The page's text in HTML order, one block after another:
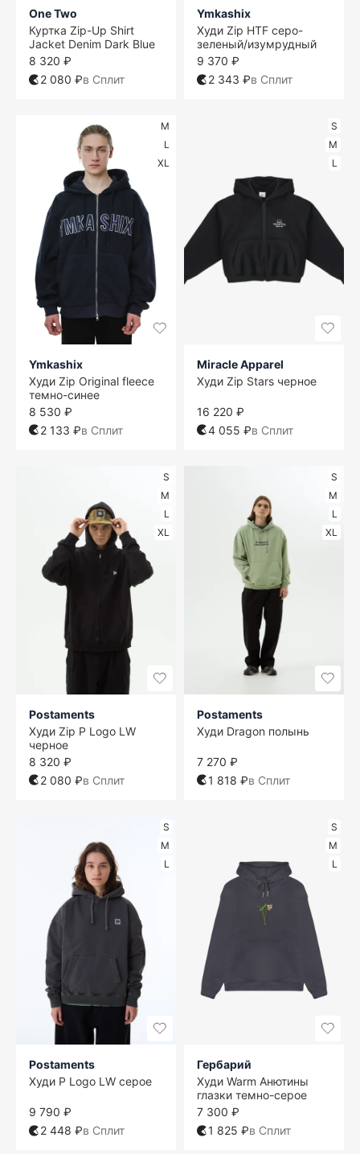
One Two
Куртка Zip-Up Shirt
Jacket Denim Dark Blue
8 320 ₽
2 080 ₽в Сплит
Ymkashix
Худи Zip HTF серо-
зеленый/изумрудный
9 370 ₽
2 343 ₽в Сплит
M
L
XL
Ymkashix
Худи Zip Original fleece
темно-синее
8 530 ₽
2 133 ₽в Сплит
S
M
L
Miracle Apparel
Худи Zip Stars черное
16 220 ₽
4 055 ₽в Сплит
S
M
L
XL
Postaments
Худи Zip P Logo LW
черное
8 320 ₽
2 080 ₽в Сплит
S
M
L
XL
Postaments
Худи Dragon полынь
7 270 ₽
1 818 ₽в Сплит
S
M
L
Postaments
Худи P Logo LW серое
9 790 ₽
2 448 ₽в Сплит
S
M
L
Гербарий
Худи Warm Анютины
глазки темно-серое
7 300 ₽
1 825 ₽в Сплит